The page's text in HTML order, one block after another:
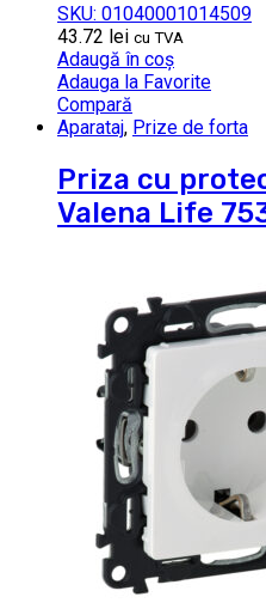
SKU: 01040001014509
43.72 lei cu TVA
Adaugă în coș
Adauga la Favorite
Compară
Aparataj, Prize de forta
Priza cu
Valena Life